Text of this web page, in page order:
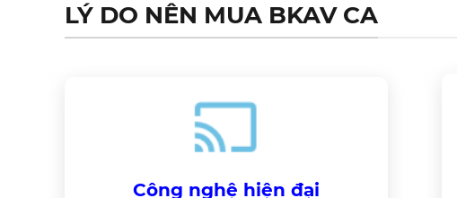
LÝ DO NÊN MUA BKAV CA
Công nghệ hiện đại